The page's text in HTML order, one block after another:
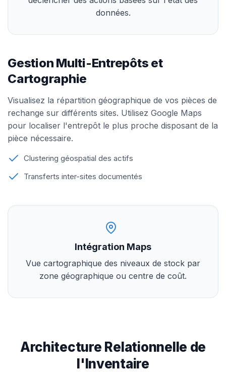
données.
Gestion Multi-Entrepôts et
Cartographie
Visualisez la répartition géographique de vos pièces de
rechange sur différents sites. Utilisez Google Maps
pour localiser l'entrepôt le plus proche disposant de la
pièce nécessaire.
Clustering géospatial des actifs
Transferts inter-sites documentés
Intégration Maps
Vue cartographique des niveaux de stock par
zone géographique ou centre de coût.
Architecture Relationnelle de
l'Inventaire